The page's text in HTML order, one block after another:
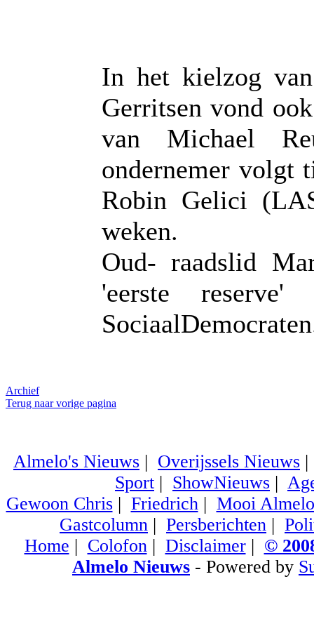
In het kielzog
Gerritsen vond
van Michael
ondernemer volgt
Robin Gelici
weken.
Oud- raadslid
'eerste
Archief
Terug naar vorige pagina
Almelo's Nieuws | Overijssels Nieuws
Sport | ShowNieuws |
Gewoon Chris| Friedrich| Mooi Almelo
Gastcolumn | Persberichten |
Home | Colofon| Disclaimer| ©
Almelo Nieuws - Powered by